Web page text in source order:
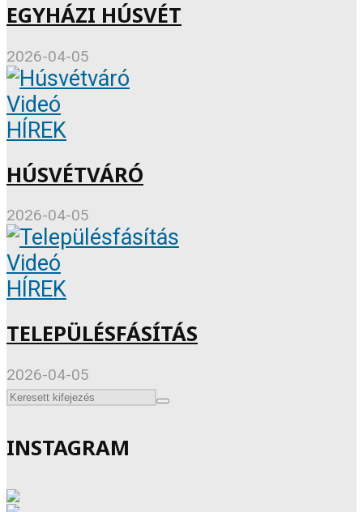
EGYHÁZI HÚSVÉT
2026-04-05
Videó
HÍREK
HÚSVÉTVÁRÓ
2026-04-05
Videó
HÍREK
TELEPÜLÉSFÁSÍTÁS
2026-04-05
INSTAGRAM